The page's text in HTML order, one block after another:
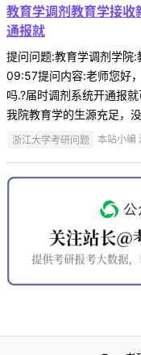
教育学调剂教育学接收
通报就
提问问题:教育学调剂学
09:57提问内容:老师您好
吗.?届时调剂系统开通报
我院教育学的生源充足，
浙江大学考研问题 本站小编